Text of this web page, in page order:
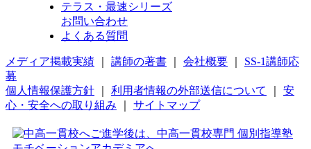
テラス・最速シリーズ
お問い合わせ
よくある質問
メディア掲載実績 講師の著書 会社概要
SS-1講師応
募
個人情報保護方針
利用者情報の外部送信について
安
心・安全への取り組み
サイトマップ